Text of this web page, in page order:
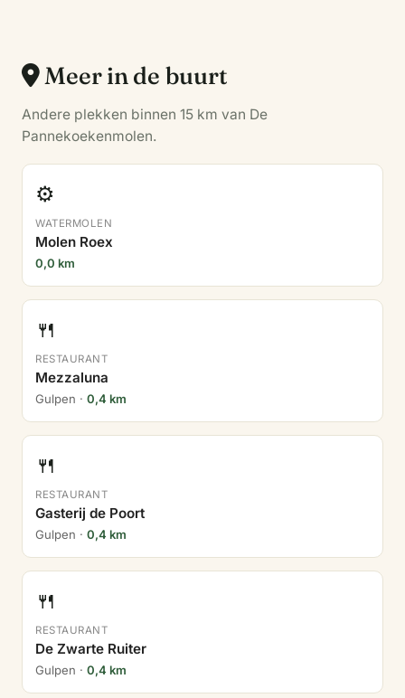
Meer in de buurt
Andere plekken binnen 15 km van De
Pannekoekenmolen.
⚙️
WATERMOLEN
Molen Roex
0,0 km
🍴
RESTAURANT
Mezzaluna
Gulpen · 0,4 km
🍴
RESTAURANT
Gasterij de Poort
Gulpen · 0,4 km
🍴
RESTAURANT
De Zwarte Ruiter
Gulpen · 0,4 km